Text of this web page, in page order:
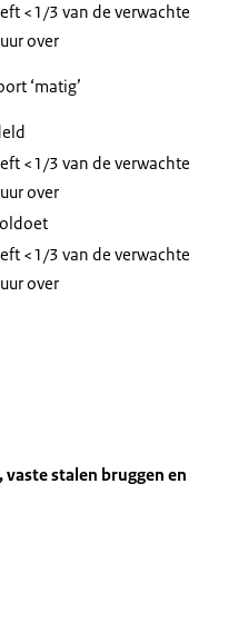
<1/3 van de verwachte
over
‘matig’
<1/3 van de verwachte
over
<1/3 van de verwachte
over
stalen bruggen en